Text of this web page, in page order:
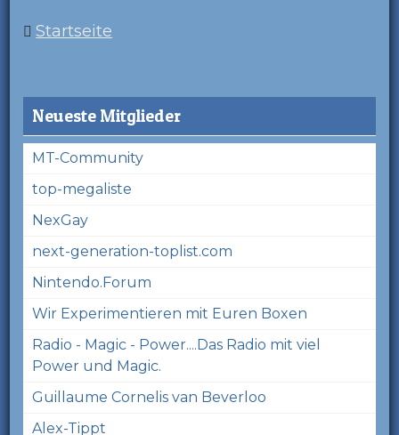
Startseite
Neueste Mitglieder
MT-Community
top-megaliste
NexGay
next-generation-toplist.com
Nintendo.Forum
Wir Experimentieren mit Euren Boxen
Radio - Magic - Power....Das Radio mit viel
Power und Magic.
Guillaume Cornelis van Beverloo
Alex-Tippt